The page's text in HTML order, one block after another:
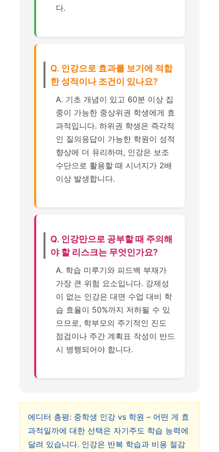
다.
Q. 인강으로 효과를 보기에 적합
한 성적이나 조건이 있나요?
A. 기초 개념이 있고 60분 이상 집
중이 가능한 중상위권 학생에게 효
과적입니다. 하위권 학생은 즉각적
인 질의응답이 가능한 학원이 성적
향상에 더 유리하며, 인강은 보조
수단으로 활용할 때 시너지가 2배
이상 발생합니다.
Q. 인강만으로 공부할 때 주의해
야 할 리스크는 무엇인가요?
A. 학습 미루기와 피드백 부재가
가장 큰 위험 요소입니다. 강제성
이 없는 인강은 대면 수업 대비 학
습 효율이 50%까지 저하될 수 있
으므로, 학부모의 주기적인 진도
점검이나 주간 계획표 작성이 반드
시 병행되어야 합니다.
에디터 총평: 중학생 인강 vs 학원 – 어떤 게 효
과적일까에 대한 선택은 자기주도 학습 능력에
달려 있습니다. 인강은 반복 학습과 비용 절감